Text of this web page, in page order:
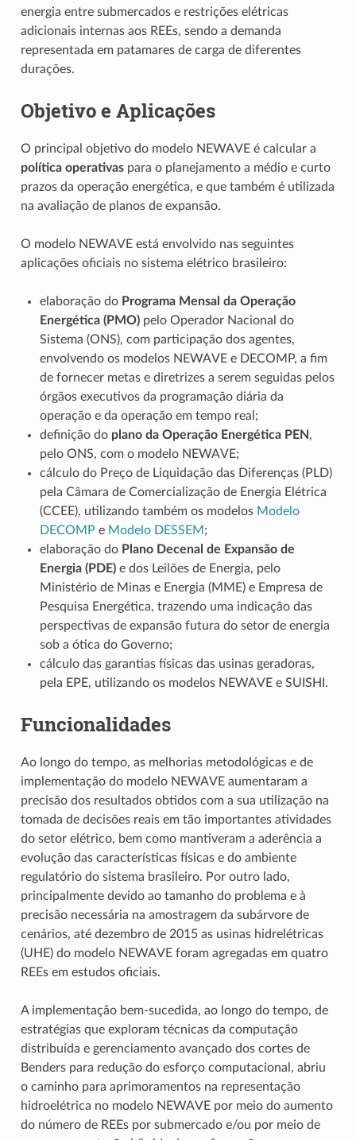
energia entre submercados e restrições elétricas
adicionais internas aos REEs, sendo a demanda
representada em patamares de carga de diferentes
durações.
Objetivo e Aplicações
O principal objetivo do modelo NEWAVE é calcular a
política operativaspara o planejamento a médio e curto
prazos da operação energética, e que também é utilizada
na avaliação de planos de expansão.
O modelo NEWAVE está envolvido nas seguintes
aplicações oficiais no sistema elétrico brasileiro:
elaboração do Programa Mensal da Operação
Energética (PMO)pelo Operador Nacional do
Sistema (ONS), com participação dos agentes,
envolvendo os modelos NEWAVE e DECOMP, a fim
de fornecer metas e diretrizes a serem seguidas pelos
órgãos executivos da programação diária da
operação e da operação em tempo real;
definição do plano da Operação Energética PEN,
pelo ONS, com o modelo NEWAVE;
cálculo do Preço de Liquidação das Diferenças (PLD)
pela Câmara de Comercialização de Energia Elétrica
(CCEE), utilizando também os modelos Modelo
DECOMP e Modelo DESSEM ;
elaboração do Plano Decenal de Expansão de
Energia (PDE)e dos Leilões de Energia, pelo
Ministério de Minas e Energia (MME) e Empresa de
Pesquisa Energética, trazendo uma indicação das
perspectivas de expansão futura do setor de energia
sob a ótica do Governo;
cálculo das garantias físicas das usinas geradoras,
pela EPE, utilizando os modelos NEWAVE e SUISHI.
Funcionalidades
Ao longo do tempo, as melhorias metodológicas e de
implementação do modelo NEWAVE aumentaram a
precisão dos resultados obtidos com a sua utilização na
tomada de decisões reais em tão importantes atividades
do setor elétrico, bem como mantiveram a aderência a
evolução das características físicas e do ambiente
regulatório do sistema brasileiro. Por outro lado,
principalmente devido ao tamanho do problema e à
precisão necessária na amostragem da subárvore de
cenários, até dezembro de 2015 as usinas hidrelétricas
(UHE) do modelo NEWAVE foram agregadas em quatro
REEs em estudos oficiais.
A implementação bem-sucedida, ao longo do tempo, de
estratégias que exploram técnicas da computação
distribuída e gerenciamento avançado dos cortes de
Benders para redução do esforço computacional, abriu
o caminho para aprimoramentos na representação
hidroelétrica no modelo NEWAVE por meio do aumento
do número de REEs por submercado e/ou por meio de